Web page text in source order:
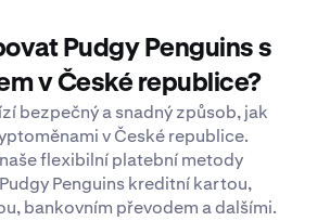
Pudgy Penguins s
v České republice?
bezpečný a snadný způsob, jak
v České republice.
flexibilní platební metody
Penguins kreditní kartou,
bankovním převodem a dalšími.